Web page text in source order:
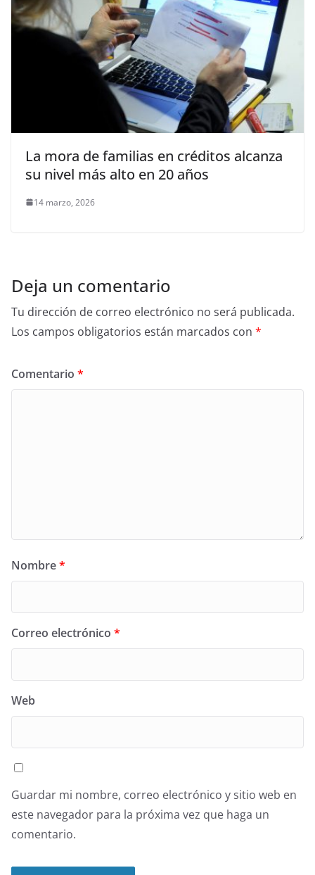
La mora de familias en créditos alcanza
su nivel más alto en 20 años
14 marzo, 2026
Deja un comentario
Tu dirección de correo electrónico no será publicada.
Los campos obligatorios están marcados con *
Comentario *
Nombre*
Correo electrónico *
Web
Guardar mi nombre, correo electrónico y sitio web en
este navegador para la próxima vez que haga un
comentario.